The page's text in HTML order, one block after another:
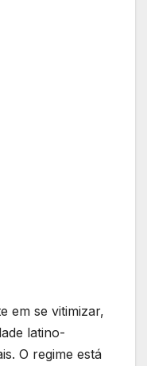
em se vitimizar,
latino-
O regime está